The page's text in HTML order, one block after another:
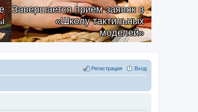
Завершается приём заявок в
«Школу тактильных
моделей»
Вход
Регистрация